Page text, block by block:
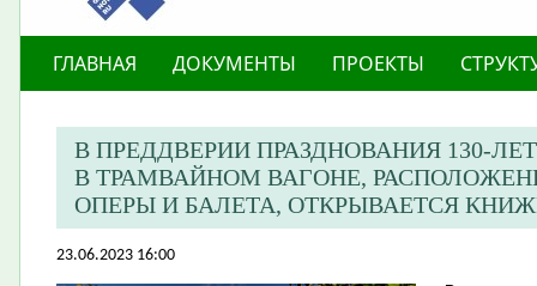
ГЛАВНАЯ ДОКУМЕНТЫ ПРОЕКТЫ
​В ПРЕДДВЕРИИ ПРАЗДНОВАНИЯ 130-
В ТРАМВАЙНОМ ВАГОНЕ,
ОПЕРЫ И БАЛЕТА, ОТКРЫВАЕТСЯ
23.06.2023 16:00